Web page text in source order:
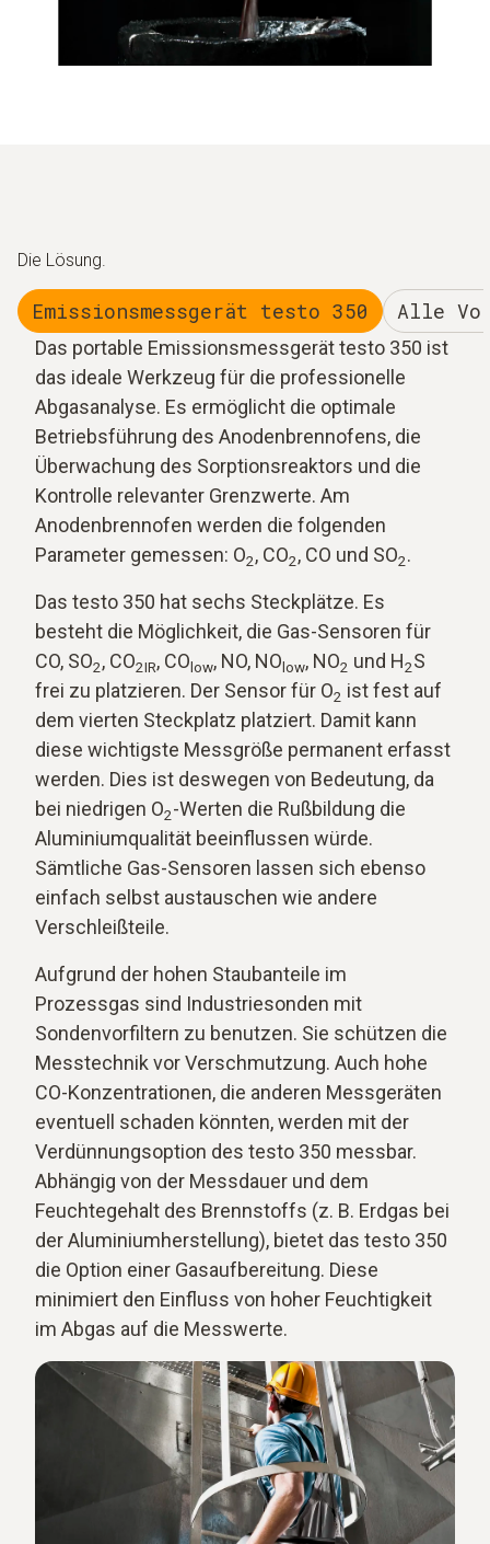
Die Lösung.
Emissionsmessgerät testo 350 Alle
Das portable Emissionsmessgerät testo 350 ist
das ideale Werkzeug für die professionelle
Abgasanalyse. Es ermöglicht die optimale
Betriebsführung des Anodenbrennofens, die
Überwachung des Sorptionsreaktors und die
Kontrolle relevanter Grenzwerte. Am
Anodenbrennofen werden die folgenden
Parameter gemessen: O2, CO2, CO und SO2.
Das testo 350 hat sechs Steckplätze. Es
besteht die Möglichkeit, die Gas-Sensoren für
CO, SO2, CO2IR, COlow, NO, NOlow, NO2 und H2S
frei zu platzieren. Der Sensor für O2 ist fest auf
dem vierten Steckplatz platziert. Damit kann
diese wichtigste Messgröße permanent erfasst
werden. Dies ist deswegen von Bedeutung, da
bei niedrigen O2-Werten die Rußbildung die
Aluminiumqualität beeinflussen würde.
Sämtliche Gas-Sensoren lassen sich ebenso
einfach selbst austauschen wie andere
Verschleißteile.
Aufgrund der hohen Staubanteile im
Prozessgas sind Industriesonden mit
Sondenvorfiltern zu benutzen. Sie schützen die
Messtechnik vor Verschmutzung. Auch hohe
CO-Konzentrationen, die anderen Messgeräten
eventuell schaden könnten, werden mit der
Verdünnungsoption des testo 350 messbar.
Abhängig von der Messdauer und dem
Feuchtegehalt des Brennstoffs (z. B. Erdgas bei
der Aluminiumherstellung), bietet das testo 350
die Option einer Gasaufbereitung. Diese
minimiert den Einfluss von hoher Feuchtigkeit
im Abgas auf die Messwerte.